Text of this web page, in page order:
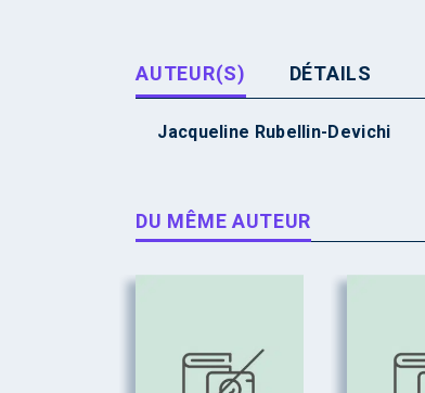
AUTEUR(S) DÉTAILS
Jacqueline Rubellin-Devichi
DU MÊME AUTEUR